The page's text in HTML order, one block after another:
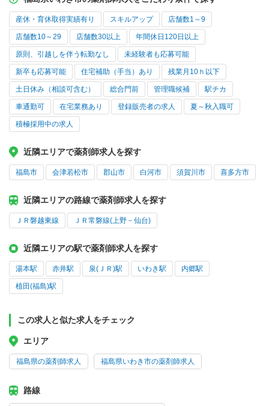
産休・育休取得実績有り スキルアップ 店舗数1～9
店舗数10～29 店舗数30以上 年間休日120日以上
原則、引越しを伴う転勤なし 未経験者も応募可能
新卒も応募可能 住宅補助（手当）あり 残業月10ｈ以下
土日休み（相談可含む） 総合門前 管理職候補 駅チカ
車通勤可 在宅業務あり 登録販売者の求人 夏～秋入職可
積極採用中の求人
近隣エリアで薬剤師求人を探す
福島市 会津若松市 郡山市 白河市 須賀川市 喜多方市
近隣エリアの路線で薬剤師求人を探す
ＪＲ磐越東線 ＪＲ常磐線(上野－仙台)
近隣エリアの駅で薬剤師求人を探す
湯本駅 赤井駅 泉(ＪＲ)駅 いわき駅 内郷駅
植田(福島)駅
この求人と似た求人をチェック
エリア
福島県の薬剤師求人 福島県いわき市の薬剤師求人
路線